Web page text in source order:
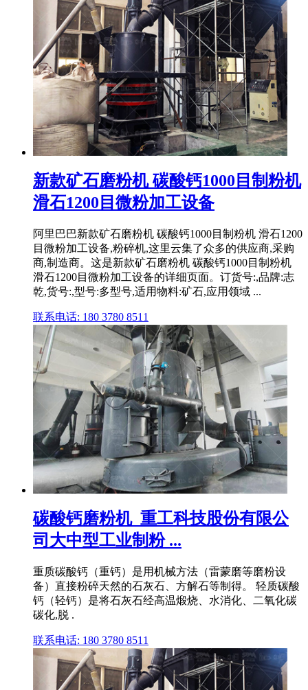
新款矿石磨粉机 碳酸钙1000目制粉机
滑石1200目微粉加工设备
阿里巴巴新款矿石磨粉机 碳酸钙1000目制粉机 滑石1200
目微粉加工设备,粉碎机,这里云集了众多的供应商,采购
商,制造商。这是新款矿石磨粉机 碳酸钙1000目制粉机
滑石1200目微粉加工设备的详细页面。订货号:,品牌:志
乾,货号:,型号:多型号,适用物料:矿石,应用领域 ...
联系电话: 180 3780 8511
碳酸钙磨粉机_重工科技股份有限公
司大中型工业制粉 ...
重质碳酸钙（重钙）是用机械方法（雷蒙磨等磨粉设
备）直接粉碎天然的石灰石、方解石等制得。 轻质碳酸
钙（轻钙）是将石灰石经高温煅烧、水消化、二氧化碳
碳化,脱 .
联系电话: 180 3780 8511